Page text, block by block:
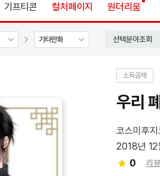
기프티콘 컬처페이지 원더리움
기타만화 선택분야조회
소득공제
우리
코스미후지
2018년 12
0
리